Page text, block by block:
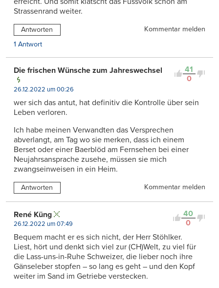
Strassenrand weiter.
Antworten
Kommentar melden
1 Antwort
41
0
Die frischen Wünsche zum Jahreswechsel
26.12.2022 um 00:26
wer sich das antut, hat definitiv die Kontrolle über sein
Leben verloren.
Ich habe meinen Verwandten das Versprechen
abverlangt, am Tag wo sie merken, dass ich einem
Berset oder einer Baerblöd am Fernsehen bei einer
Neujahrsansprache zusehe, müssen sie mich
zwangseinweisen in ein Heim.
Antworten Kommentar melden
40
0
René Küng
26.12.2022 um 07:49
Bequem macht er es sich nicht, der Herr Stöhlker.
Liest, hört und denkt sich viel zur (CH)Welt, zu viel für
die Lass-uns-in-Ruhe Schweizer, die lieber noch ihre
Gänseleber stopfen – so lang es geht – und den Kopf
weiter im Sand im Getriebe verstecken.